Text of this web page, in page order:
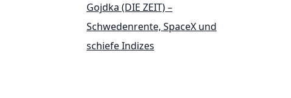
Gojdka (DIE ZEIT) –
Schwedenrente, SpaceX und
schiefe Indizes